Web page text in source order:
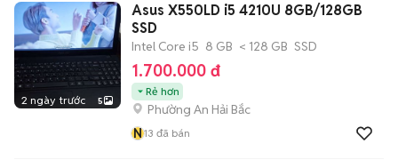
2 ngày trước 5
Asus X550LD i5 4210U 8GB/128GB
SSD
Intel Core i5 8 GB < 128 GB SSD
1.700.000 đ
Rẻ hơn
Phường An Hải Bắc
N13 đã bán